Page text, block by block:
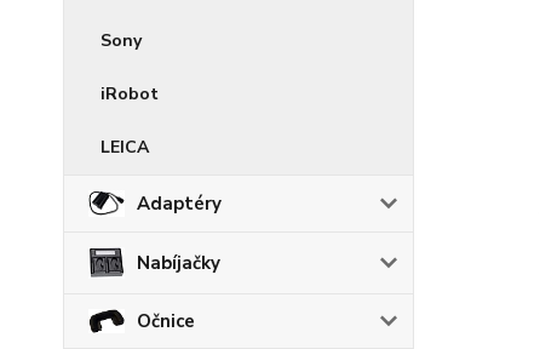
Sony
iRobot
LEICA
Adaptéry
Nabíjačky
Očnice